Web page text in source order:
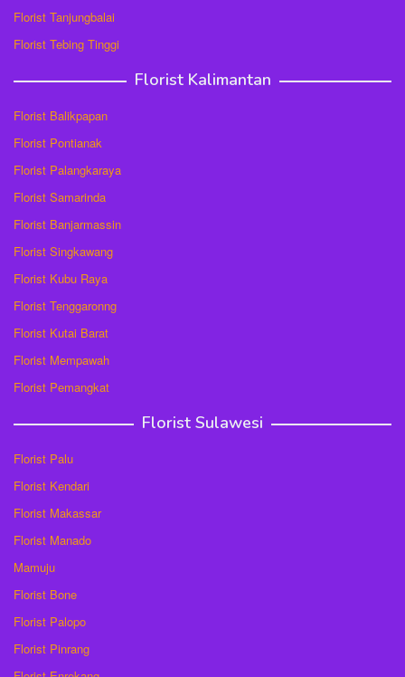
Florist Tanjungbalai
Florist Tebing Tinggi
Florist Kalimantan
Florist Balikpapan
Florist Pontianak
Florist Palangkaraya
Florist Samarinda
Florist Banjarmassin
Florist Singkawang
Florist Kubu Raya
Florist Tenggaronng
Florist Kutai Barat
Florist Mempawah
Florist Pemangkat
Florist Sulawesi
Florist Palu
Florist Kendari
Florist Makassar
Florist Manado
Mamuju
Florist Bone
Florist Palopo
Florist Pinrang